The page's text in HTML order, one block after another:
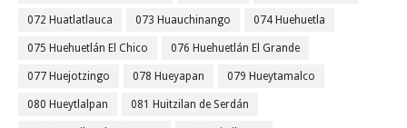
072 Huatlatlauca 073 Huauchinango 074 Huehuetla
075 Huehuetlán El Chico 076 Huehuetlán El Grande
077 Huejotzingo 078 Hueyapan 079 Hueytamalco
080 Hueytlalpan 081 Huitzilan de Serdán